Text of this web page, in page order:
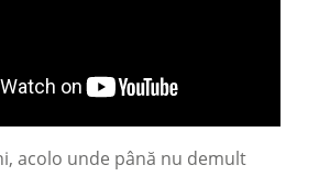
acolo unde până nu demult